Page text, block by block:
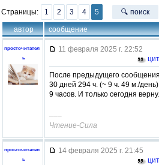
Страницы: 1 2 3 4 5 🔍 поиск
автор сообщение
просточитател
ь
11 февраля 2025 г. 22:52
После предыдущего
30 дней 294 ч. (~ 9 ч. 49 м./
9 часов. И только сегодня
–––
Чтение-Сила
просточитател
ь
14 февраля 2025 г. 21:45